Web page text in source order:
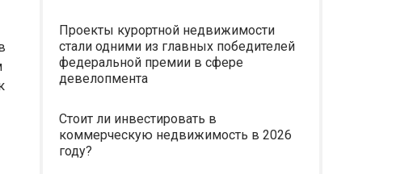
Проекты курортной недвижимости
стали одними из главных победителей
федеральной премии в сфере
девелопмента
Стоит ли инвестировать в
коммерческую недвижимость в 2026
году?